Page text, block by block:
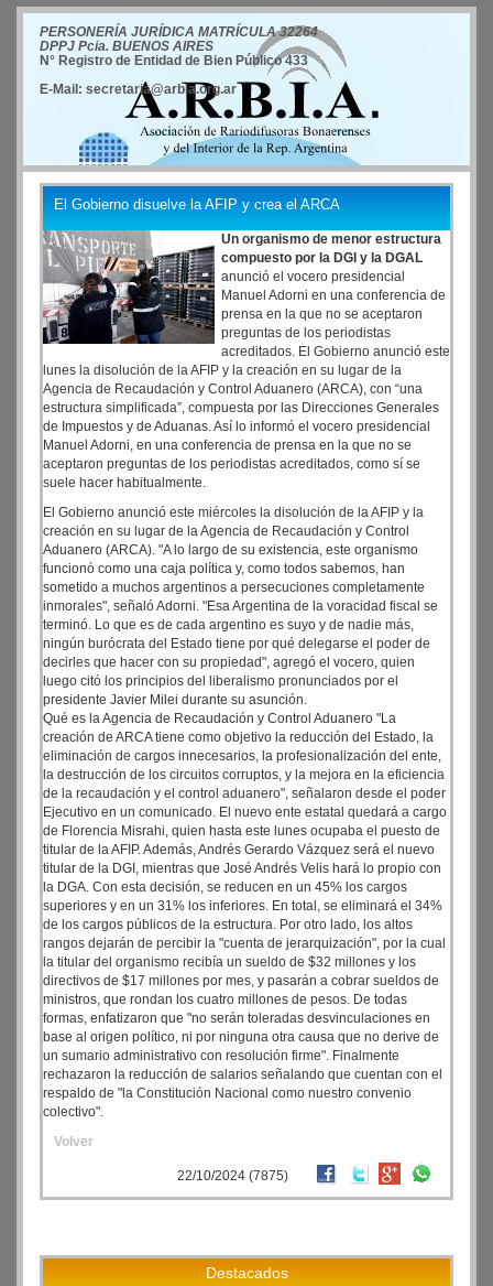
PERSONERÍA JURÍDICA MATRÍCULA 32264
DPPJ Pcia. BUENOS AIRES
N° Registro de Entidad de Bien Público 433
E-Mail: secretaria@arbia.org.ar
El Gobierno disuelve la AFIP y crea el ARCA
Un organismo de menor estructura
compuesto por la DGI y la DGAL
anunció el vocero presidencial
Manuel Adorni en una conferencia de
prensa en la que no se aceptaron
preguntas de los periodistas
acreditados. El Gobierno anunció este
lunes la disolución de la AFIP y la creación en su lugar de la
Agencia de Recaudación y Control Aduanero (ARCA), con “una
estructura simplificada”, compuesta por las Direcciones Generales
de Impuestos y de Aduanas. Así lo informó el vocero presidencial
Manuel Adorni, en una conferencia de prensa en la que no se
aceptaron preguntas de los periodistas acreditados, como sí se
suele hacer habitualmente.
El Gobierno anunció este miércoles la disolución de la AFIP y la
creación en su lugar de la Agencia de Recaudación y Control
Aduanero (ARCA). "A lo largo de su existencia, este organismo
funcionó como una caja política y, como todos sabemos, han
sometido a muchos argentinos a persecuciones completamente
inmorales", señaló Adorni. "Esa Argentina de la voracidad fiscal se
terminó. Lo que es de cada argentino es suyo y de nadie más,
ningún burócrata del Estado tiene por qué delegarse el poder de
decirles que hacer con su propiedad", agregó el vocero, quien
luego citó los principios del liberalismo pronunciados por el
presidente Javier Milei durante su asunción.
Qué es la Agencia de Recaudación y Control Aduanero "La
creación de ARCA tiene como objetivo la reducción del Estado, la
eliminación de cargos innecesarios, la profesionalización del ente,
la destrucción de los circuitos corruptos, y la mejora en la eficiencia
de la recaudación y el control aduanero", señalaron desde el poder
Ejecutivo en un comunicado. El nuevo ente estatal quedará a cargo
de Florencia Misrahi, quien hasta este lunes ocupaba el puesto de
titular de la AFIP. Además, Andrés Gerardo Vázquez será el nuevo
titular de la DGI, mientras que José Andrés Velis hará lo propio con
la DGA. Con esta decisión, se reducen en un 45% los cargos
superiores y en un 31% los inferiores. En total, se eliminará el 34%
de los cargos públicos de la estructura. Por otro lado, los altos
rangos dejarán de percibir la "cuenta de jerarquización", por la cual
la titular del organismo recibía un sueldo de $32 millones y los
directivos de $17 millones por mes, y pasarán a cobrar sueldos de
ministros, que rondan los cuatro millones de pesos. De todas
formas, enfatizaron que "no serán toleradas desvinculaciones en
base al origen político, ni por ninguna otra causa que no derive de
un sumario administrativo con resolución firme". Finalmente
rechazaron la reducción de salarios señalando que cuentan con el
respaldo de "la Constitución Nacional como nuestro convenio
colectivo".
Volver
22/10/2024 (7875)
Destacados